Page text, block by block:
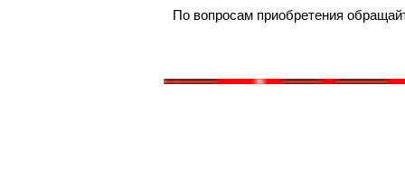
По вопросам приобретения